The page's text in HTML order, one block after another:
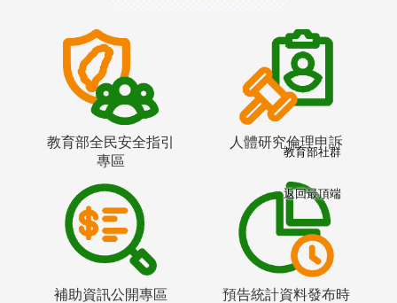
教育部全民安全指引
專區
人體研究倫理申訴
補助資訊公開專區
預告統計資料發布時
教育部社群
返回最頂端